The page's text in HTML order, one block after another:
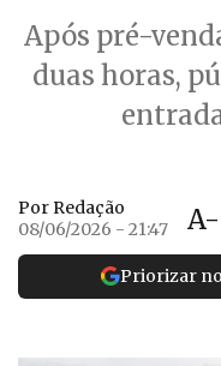
Após pré-
duas horas,
Por Redação
08/06/2026 - 21:47
A-
Priorizar